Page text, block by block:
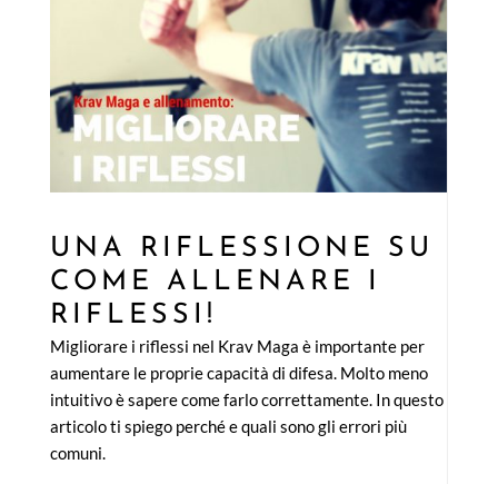
UNA RIFLESSIONE SU
COME ALLENARE I
RIFLESSI!
Migliorare i riflessi nel Krav Maga è importante per
aumentare le proprie capacità di difesa. Molto meno
intuitivo è sapere come farlo correttamente. In questo
articolo ti spiego perché e quali sono gli errori più
comuni.